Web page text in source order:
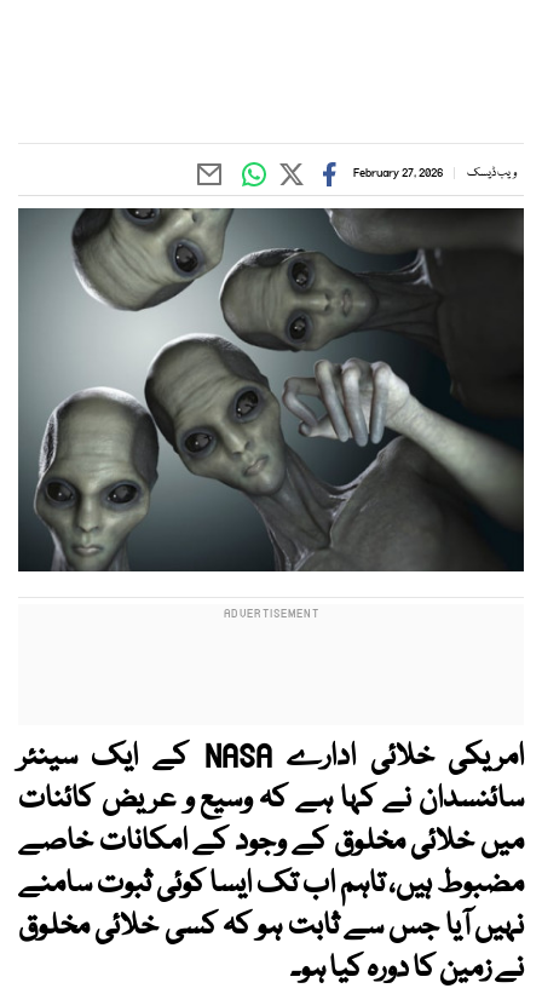
ویب ڈیسک February 27, 2026
امریکی خلائی ادارے NASA کے ایک سینئر
سائنسدان نے کہا ہے کہ وسیع و عریض کائنات
میں خلائی مخلوق کے وجود کے امکانات خاصے
مضبوط ہیں، تاہم اب تک ایسا کوئی ثبوت سامنے
نہیں آیا جس سے ثابت ہو کہ کسی خلائی مخلوق
نے زمین کا دورہ کیا ہو۔